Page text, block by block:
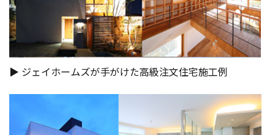
▶︎ ジェイホームズが手がけた高級注文住宅施工例